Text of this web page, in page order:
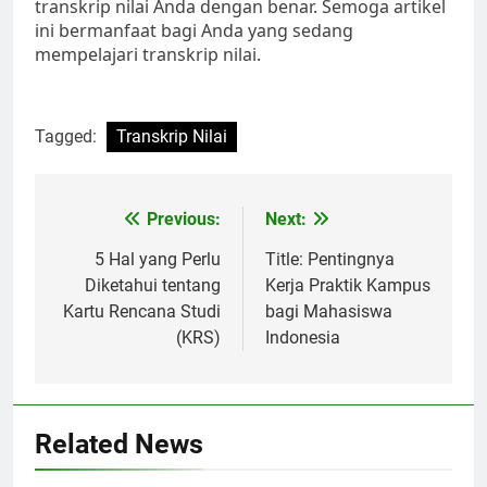
transkrip nilai Anda dengan benar. Semoga artikel
ini bermanfaat bagi Anda yang sedang
mempelajari transkrip nilai.
Tagged: Transkrip Nilai
navigation
Previous:
5 Hal yang Perlu
Diketahui tentang
Kartu Rencana Studi
(KRS)
Next:
Title: Pentingnya
Kerja Praktik Kampus
bagi Mahasiswa
Indonesia
Related News